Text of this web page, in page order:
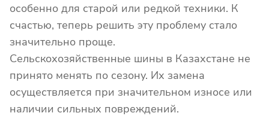
особенно для старой или редкой техники. К
счастью, теперь решить эту проблему стало
значительно проще.
Сельскохозяйственные шины в Казахстане не
принято менять по сезону. Их замена
осуществляется при значительном износе или
наличии сильных повреждений.